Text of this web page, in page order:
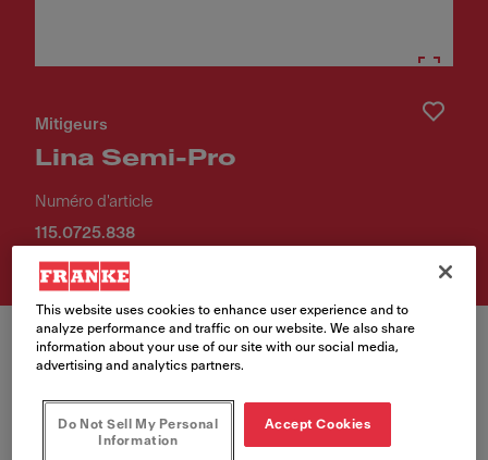
Mitigeurs
Lina Semi-Pro
Numéro d'article
115.0725.838
Couleur
This website uses cookies to enhance user experience and to
analyze performance and traffic on our website. We also share
information about your use of our site with our social media,
advertising and analytics partners.
Do Not Sell My Personal
Information
Accept Cookies